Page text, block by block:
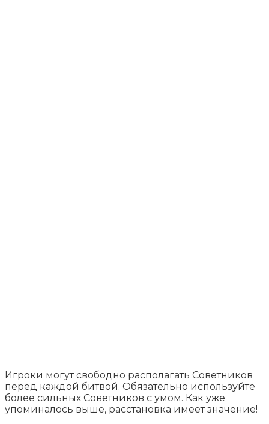
Игроки могут свободно располагать Советников
перед каждой битвой. Обязательно используйте
более сильных Советников с умом. Как уже
упоминалось выше, расстановка имеет значение!